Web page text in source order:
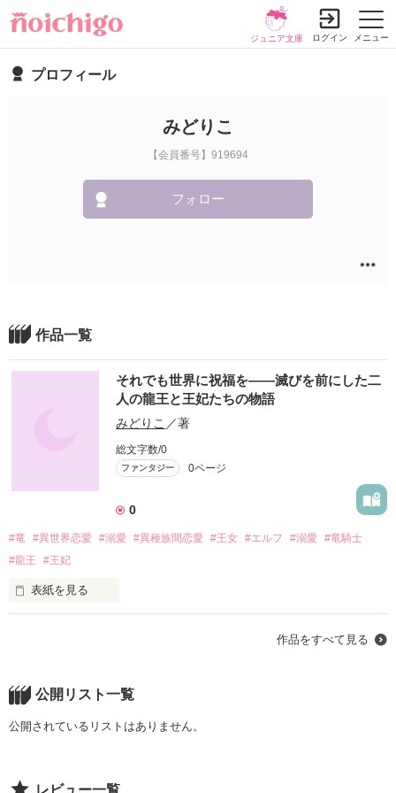
メニュー
ジュニア文庫 ログイン
プロフィール
みどりこ
【会員番号】919694
フォロー
作品一覧
それでも世界に祝福を――滅びを前にした二
人の龍王と王妃たちの物語
みどりこ ／著
総文字数/0
ファンタジー 0ページ
0
#竜 #異世界恋愛 #溺愛 #異種族間恋愛 #王女 #エルフ #溺愛
#竜騎士
#龍王
#王妃
表紙を見る
作品を読む
作品をすべて見る
公開リスト一覧
公開されているリストはありません。
レビュー一覧